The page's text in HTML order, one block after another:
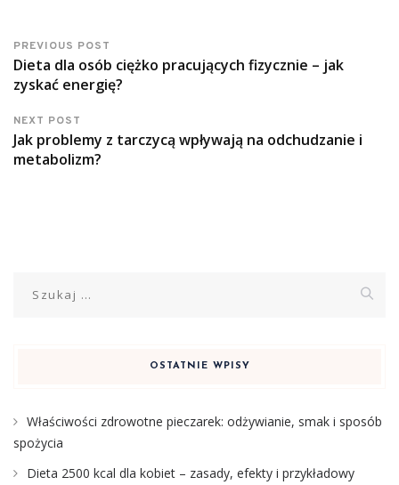
PREVIOUS POST
Dieta dla osób ciężko pracujących fizycznie – jak
zyskać energię?
NEXT POST
Jak problemy z tarczycą wpływają na odchudzanie i
metabolizm?
OSTATNIE WPISY
Właściwości zdrowotne pieczarek: odżywianie, smak i sposób
spożycia
Dieta 2500 kcal dla kobiet – zasady, efekty i przykładowy